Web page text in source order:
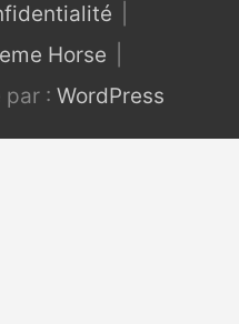
Horse
par : WordPress